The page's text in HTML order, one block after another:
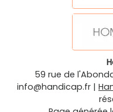
59 rue de
info@handicap.fr |